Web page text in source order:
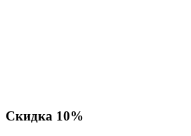
Скидка 10%